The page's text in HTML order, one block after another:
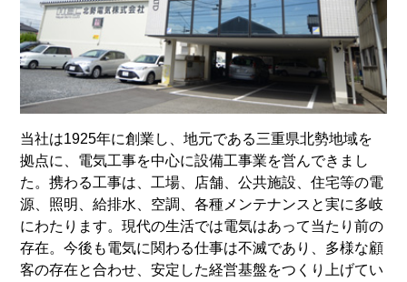
当社は1925年に創業し、地元である三重県北勢地域を
拠点に、電気工事を中心に設備工事業を営んできまし
た。携わる工事は、工場、店舗、公共施設、住宅等の電
源、照明、給排水、空調、各種メンテナンスと実に多岐
にわたります。現代の生活では電気はあって当たり前の
存在。今後も電気に関わる仕事は不滅であり、多様な顧
客の存在と合わせ、安定した経営基盤をつくり上げてい